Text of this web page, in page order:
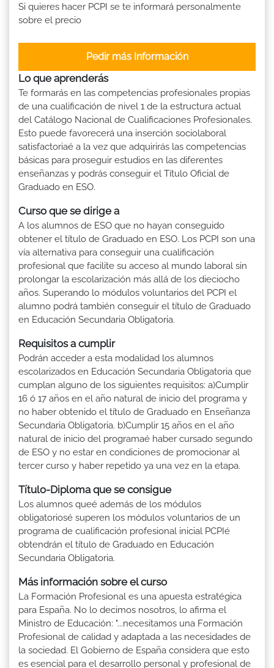
Si quieres hacer PCPI se te informará personalmente
sobre el precio
Pedir más Información
Lo que aprenderás
Te formarás en las competencias profesionales propias
de una cualificación de nivel 1 de la estructura actual
del Catálogo Nacional de Cualificaciones Profesionales.
Esto puede favorecerá una inserción sociolaboral
satisfactoriaé a la vez que adquirirás las competencias
básicas para proseguir estudios en las diferentes
enseñanzas y podrás conseguir el Título Oficial de
Graduado en ESO.
Curso que se dirige a
A los alumnos de ESO que no hayan conseguido
obtener el título de Graduado en ESO. Los PCPI son una
vía alternativa para conseguir una cualificación
profesional que facilite su acceso al mundo laboral sin
prolongar la escolarización más allá de los dieciocho
años. Superando lo módulos voluntarios del PCPI el
alumno podrá también conseguir el título de Graduado
en Educación Secundaria Obligatoria.
Requisitos a cumplir
Podrán acceder a esta modalidad los alumnos
escolarizados en Educación Secundaria Obligatoria que
cumplan alguno de los siguientes requisitos: a)Cumplir
16 ó 17 años en el año natural de inicio del programa y
no haber obtenido el título de Graduado en Enseñanza
Secundaria Obligatoria. b)Cumplir 15 años en el año
natural de inicio del programaé haber cursado segundo
de ESO y no estar en condiciones de promocionar al
tercer curso y haber repetido ya una vez en la etapa.
Título-Diploma que se consigue
Los alumnos queé además de los módulos
obligatoriosé superen los módulos voluntarios de un
programa de cualificación profesional inicial PCPIé
obtendrán el título de Graduado en Educación
Secundaria Obligatoria.
Más información sobre el curso
La Formación Profesional es una apuesta estratégica
para España. No lo decimos nosotros, lo afirma el
Ministro de Educación: "...necesitamos una Formación
Profesional de calidad y adaptada a las necesidades de
la sociedad. El Gobierno de España considera que esto
es esencial para el desarrollo personal y profesional de